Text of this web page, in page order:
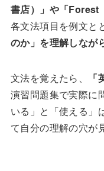
書店）」や「Forest
各文法項目を例文と
のか」を理解しなが
文法を覚えたら、
演習問題集で実際に
いる」と「使える」
て自分の理解の穴が